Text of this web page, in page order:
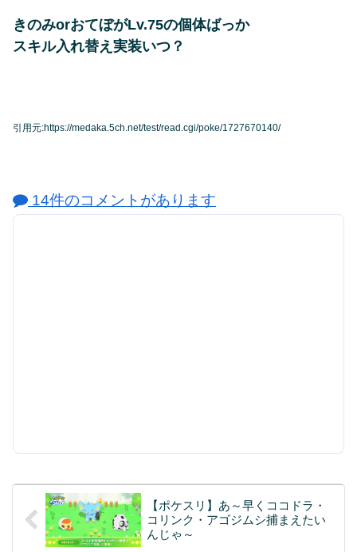
きのみorおてぼがLv.75の個体ばっか
スキル入れ替え実装いつ？
引用元:https://medaka.5ch.net/test/read.cgi/poke/1727670140/
14件のコメントがあります
【ポケスリ】あ～早くココドラ・
コリンク・アゴジムシ捕まえたい
んじゃ～